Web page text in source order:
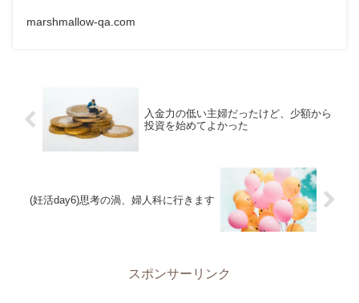
marshmallow-qa.com
入金力の低い主婦だったけど、少額から
投資を始めてよかった
(妊活day6)思考の渦、婦人科に行きます
スポンサーリンク